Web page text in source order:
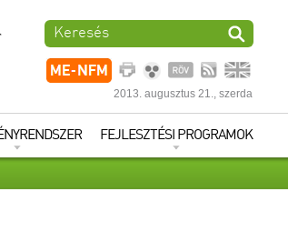
2013. augusztus 21., szerda
FEJLESZTÉSI PROGRAMOK